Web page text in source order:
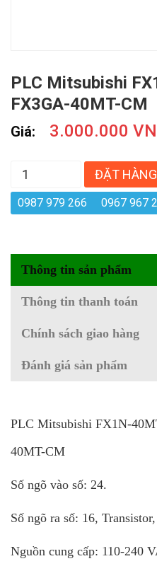
PLC Mitsubishi
FX3GA-40MT-CM
Giá: 3.000.000
ĐẶT HÀNG
0987 979 266 0967 967
Thông tin sản phẩm
Thông tin thanh toán
Chính sách giao hàng
Đánh giá sản phẩm
PLC Mitsubishi FX1N-
40MT-CM
Số ngõ vào số: 24.
Số ngõ ra số: 16, Transistor,
Nguồn cung cấp: 110-240